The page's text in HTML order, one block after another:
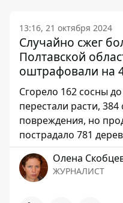
13:16, 21 октября 2024
Случайно сжег
Полтавской
оштрафовали на
Сгорело 162 сосны
перестали расти,
повреждения, но
пострадало 781
Олена
ЖУРНАЛИСТ